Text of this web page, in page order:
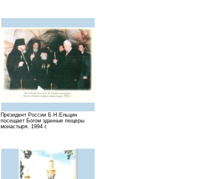
Президент России Б.Н.Ельцин
посещает Богом зданные пещеры
монастыря. 1994 г.